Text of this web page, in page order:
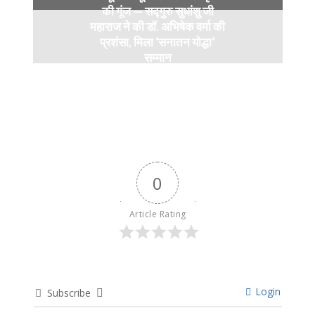
की गूंज — सद्गुरु सुधांशु जी
महाराज ने की डॉ. अभिषेक वर्मा की
प्रशंसा, मिला ‘सनातन योद्धा’
सम्मान
0
Article Rating
Subscribe Login